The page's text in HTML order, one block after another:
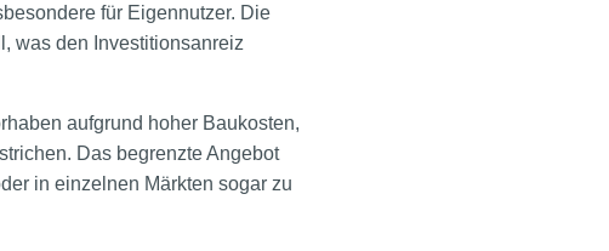
für Eigennutzer. Die
was den Investitionsanreiz
aufgrund hoher Baukosten,
Das begrenzte Angebot
in einzelnen Märkten sogar zu